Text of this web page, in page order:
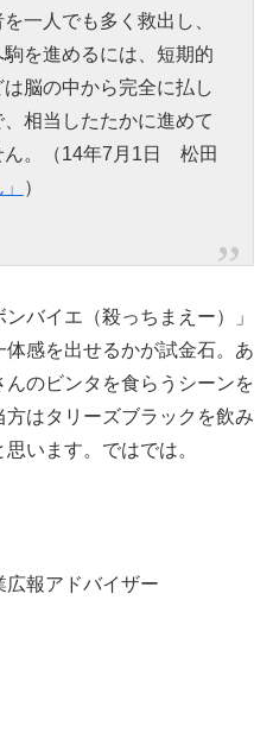
一人でも多く救出し、
を進めるには、短期的
脳の中から完全に払し
相当したたかに進めて
ん。（14年7月1日 松田
）
バイエ（殺っちまえー）」
感を出せるかが試金石。あ
のビンタを食らうシーンを
はタリーズブラックを飲み
います。ではでは。
広報アドバイザー